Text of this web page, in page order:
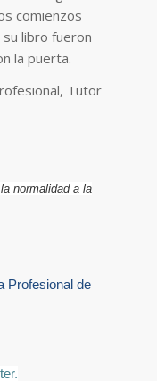
comienzos
su libro fueron
la puerta.
Tutor
la normalidad a la
Profesional de